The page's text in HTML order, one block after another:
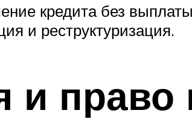
кредита без
и реструктуризация.
и право